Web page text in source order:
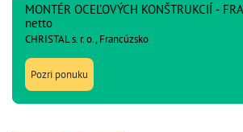
MONTÉR OCEĽOVÝCH KONŠTRUKCIÍ -
netto
CHRISTAL s. r. o., Francúzsko
Pozri ponuku